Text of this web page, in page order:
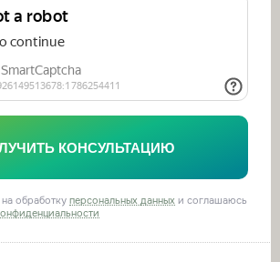
КОНСУЛЬТАЦИЮ
обработку персональных данных и соглашаюсь